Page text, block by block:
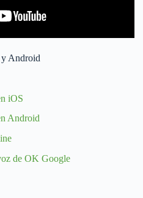
Android
iOS
Android
de OK Google